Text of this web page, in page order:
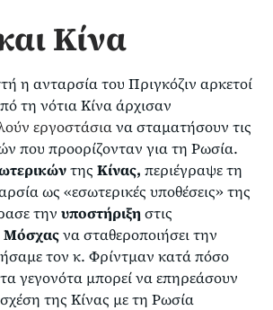
Κίνα
η ανταρσία του Πριγκόζιν αρκετοί
τη νότια Κίνα άρχισαν
εργοστάσιανα σταματήσουν τις
που προορίζονταν για τη Ρωσία.
της Κίνας, περιέγραψε τη
ως «εσωτερικές υποθέσεις» της
την υποστήριξηστις
Μόσχαςνα σταθεροποιήσει την
τον κ. Φρίντμαν κατά πόσο
γεγονότα μπορεί να επηρεάσουν
της Κίνας με τη Ρωσία